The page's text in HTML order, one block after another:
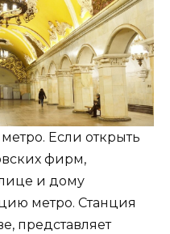
Если открыть
фирм,
и дому
метро. Станция
представляет